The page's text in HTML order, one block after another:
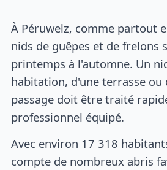
À Péruwelz, comme partout
nids de guêpes et de frelons
printemps à l'automne. Un
habitation, d'une terrasse ou
passage doit être traité
professionnel équipé.
Avec environ 17 318
compte de nombreux abris